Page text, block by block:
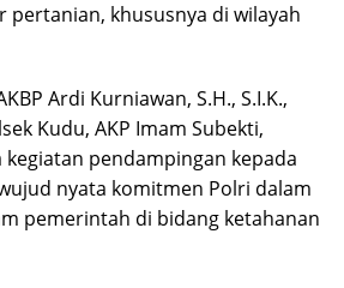
pertanian, khususnya di wilayah
Ardi Kurniawan, S.H., S.I.K.,
Kudu, AKP Imam Subekti,
pendampingan kepada
nyata komitmen Polri dalam
pemerintah di bidang ketahanan